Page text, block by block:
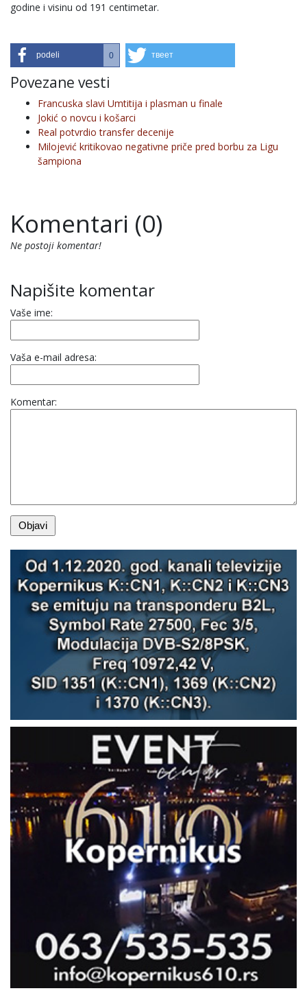
godine i visinu od 191 centimetar.
podeli 0 твеет
Povezane vesti
Francuska slavi Umtitija i plasman u finale
Jokić o novcu i košarci
Real potvrdio transfer decenije
Milojević kritikovao negativne priče pred borbu za Ligu
šampiona
Komentari (0)
Ne postoji komentar!
Napišite komentar
Vaše ime:
Vaša e-mail adresa:
Komentar: